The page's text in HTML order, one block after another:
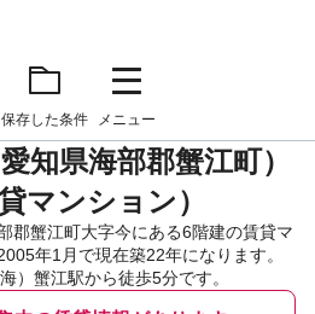
保存した条件 メニュー
知県海部郡蟹江町）
マンション）
郡蟹江町大字今にある6階建の賃貸マ
年1月で現在築22年になります。
）蟹江駅から徒歩5分です。